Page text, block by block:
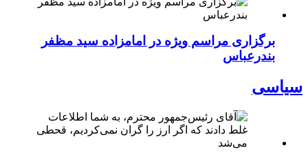
برگزاری مراسم ویژه در امامزاده سید مظفر
بندرعباس
سیاسی